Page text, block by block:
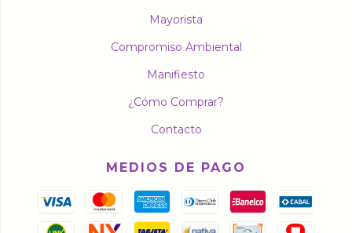
Mayorista
Compromiso Ambiental
Manifiesto
¿Cómo Comprar?
Contacto
MEDIOS DE PAGO